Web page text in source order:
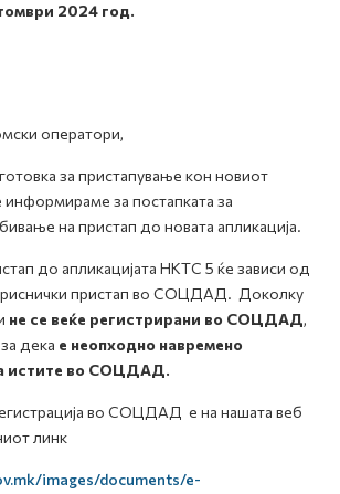
2024 год.
оператори,
за пристапување кон новиот
за постапката за
на пристап до новата апликација.
до апликацијата НКТС 5 ќе зависи од
пристап во СОЦДАД. Доколку
не се веќе регистрирани во СОЦДАД,
дека е неопходно навремено
истите во СОЦДАД.
во СОЦДАД е на нашата веб
линк
images/documents/e-